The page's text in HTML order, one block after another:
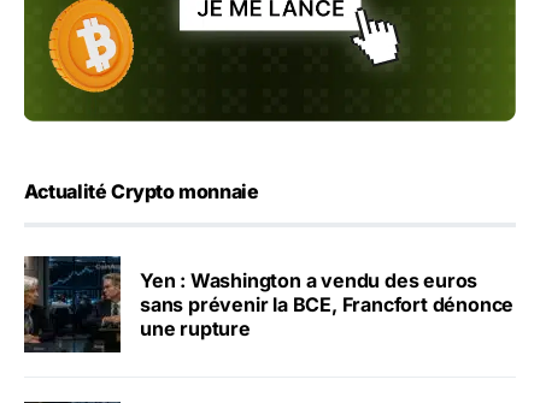
Actualité Crypto monnaie
Yen : Washington a vendu des euros
sans prévenir la BCE, Francfort dénonce
une rupture